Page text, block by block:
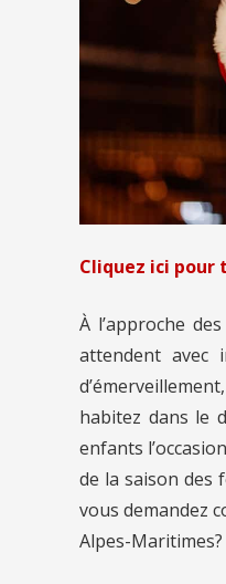
Cliquez ici pour
À l’approche
attendent avec
habitez dans le
enfants
de la saison des
vous demandez
Alpes-Maritimes?